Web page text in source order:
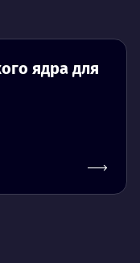
ядра для